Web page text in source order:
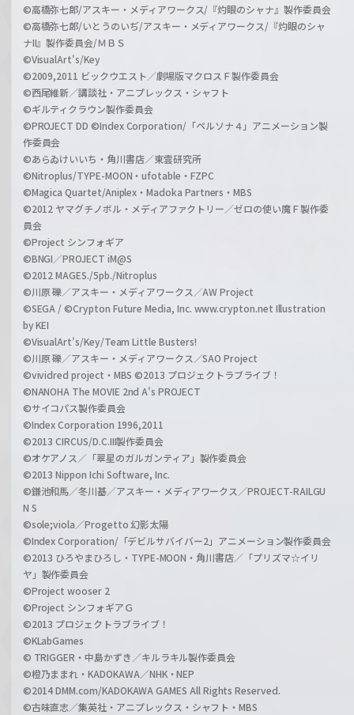
©高橋弥七郎/アスキー・メディアワークス/『灼眼のシャナ』製作委員会
©高橋弥七郎/いとうのいぢ/アスキー・メディアワークス/『灼眼のシャ
ナII』製作委員会/ＭＢＳ
©VisualArt's/Key
©2009,2011 ビックウエスト／劇場版マクロスＦ製作委員会
©西尾維新／講談社・アニプレックス・シャフト
©ギルティクラウン製作委員会
©PROJECT DD ©Index Corporation/「ペルソナ４」アニメーション製
作委員会
©あらゐけいいち・角川書店／東雲研究所
©Nitroplus/TYPE-MOON・ufotable・FZPC
©Magica Quartet/Aniplex・Madoka Partners・MBS
©2012 ヤマグチノボル・メディアファクトリー／ゼロの使い魔Ｆ製作委
員会
©Project シンフォギア
©BNGI／PROJECT iM@S
©2012 MAGES./5pb./Nitroplus
©川原 礫／アスキー・メディアワークス／AW Project
©SEGA / ©Crypton Future Media, Inc. www.crypton.net Illustration
by KEI
©VisualArt's/Key/Team Little Busters!
©川原 礫／アスキー・メディアワークス／SAO Project
©vividred project・MBS ©2013 プロジェクトラブライブ！
©NANOHA The MOVIE 2nd A's PROJECT
©サイコパス製作委員会
©Index Corporation 1996,2011
©2013 CIRCUS/D.C.III製作委員会
©オケアノス／「翠星のガルガンティア」製作委員会
©2013 Nippon Ichi Software, Inc.
©鎌池和馬／冬川基／アスキー・メディアワークス／PROJECT-RAILGU
N S
©sole;viola／Progetto 幻影太陽
©Index Corporation/「デビルサバイバー2」アニメーション製作委員会
©2013 ひろやまひろし・TYPE-MOON・角川書店／「プリズマ☆イリ
ヤ」製作委員会
©Project wooser 2
©Project シンフォギアＧ
©2013 プロジェクトラブライブ！
©KLabGames
© TRIGGER・中島かずき／キルラキル製作委員会
©橙乃ままれ・KADOKAWA／NHK・NEP
©2014 DMM.com/KADOKAWA GAMES All Rights Reserved.
©古味直志／集英社・アニプレックス・シャフト・MBS